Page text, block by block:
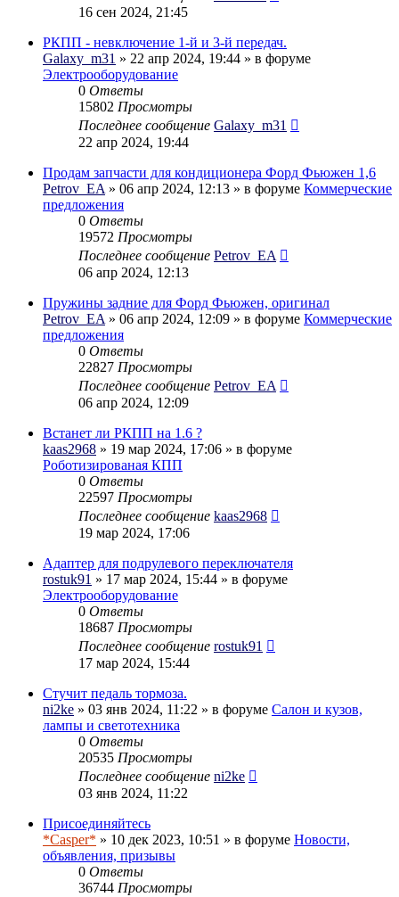
16 сен 2024, 21:45
РКПП - невключение 1-й и 3-й передач.
Galaxy_m31 » 22 апр 2024, 19:44 » в форуме
Электрооборудование
0 Ответы
15802 Просмотры
Последнее сообщение Galaxy_m31
22 апр 2024, 19:44
Продам запчасти для кондиционера Форд Фьюжен 1,6
Petrov_EA » 06 апр 2024, 12:13 » в форуме Коммерческие
предложения
0 Ответы
19572 Просмотры
Последнее сообщение Petrov_EA
06 апр 2024, 12:13
Пружины задние для Форд Фьюжен, оригинал
Petrov_EA » 06 апр 2024, 12:09 » в форуме Коммерческие
предложения
0 Ответы
22827 Просмотры
Последнее сообщение Petrov_EA
06 апр 2024, 12:09
Встанет ли РКПП на 1.6 ?
kaas2968 » 19 мар 2024, 17:06 » в форуме
Роботизированая КПП
0 Ответы
22597 Просмотры
Последнее сообщение kaas2968
19 мар 2024, 17:06
Адаптер для подрулевого переключателя
rostuk91 » 17 мар 2024, 15:44 » в форуме
Электрооборудование
0 Ответы
18687 Просмотры
Последнее сообщение rostuk91
17 мар 2024, 15:44
Стучит педаль тормоза.
ni2ke » 03 янв 2024, 11:22 » в форуме Салон и кузов,
лампы и светотехника
0 Ответы
20535 Просмотры
Последнее сообщение ni2ke
03 янв 2024, 11:22
Присоединяйтесь
*Casper* » 10 дек 2023, 10:51 » в форуме Новости,
объявления, призывы
0 Ответы
36744 Просмотры